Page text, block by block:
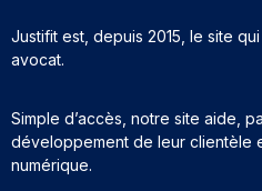
Justifit est, depuis 2015, le site
avocat.
Simple d’accès, notre site aide,
développement de leur clientèle
numérique.